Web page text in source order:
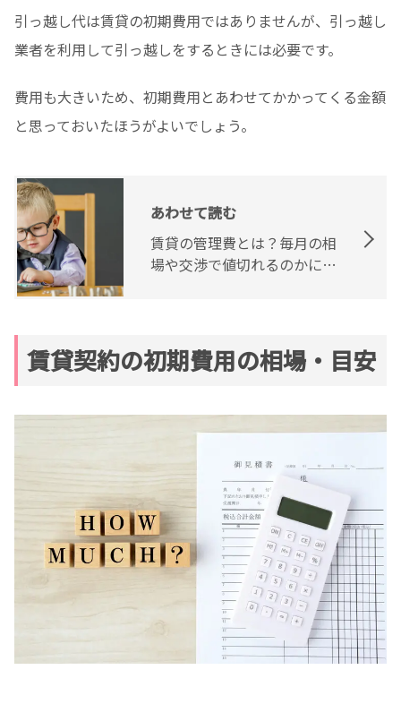
引っ越し代は賃貸の初期費用ではありませんが、引っ越し
業者を利用して引っ越しをするときには必要です。
費用も大きいため、初期費用とあわせてかかってくる金額
と思っておいたほうがよいでしょう。
あわせて読む
賃貸の管理費とは？毎月の相
場や交渉で値切れるのかにつ
賃貸契約の初期費用の相場・目安